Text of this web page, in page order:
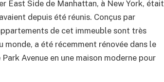
East Side de Manhattan, à New York, était
depuis été réunis. Conçus par
de cet immeuble sont très
monde, a été récemment rénovée dans le
Avenue en une maison moderne pour